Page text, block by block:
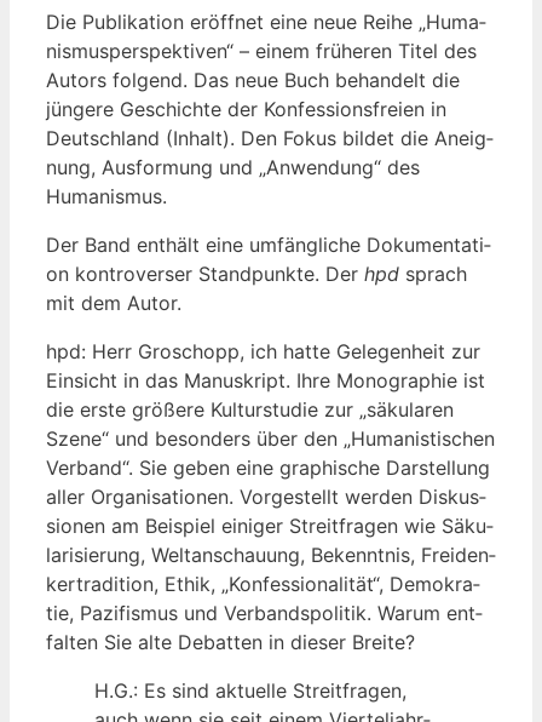
Die Publi­ka­ti­on eröff­net eine neue Rei­he „Huma­
nis­mus­per­spek­ti­ven“ – einem frü­he­ren Titel des
Autors fol­gend. Das neue Buch behan­delt die
jün­ge­re Geschich­te der Kon­fes­si­ons­frei­en in
Deutsch­land (Inhalt). Den Fokus bil­det die Aneig­
nung, Aus­for­mung und „Anwen­dung“ des
Humanismus.
Der Band ent­hält eine umfäng­li­che Doku­men­ta­ti­
on kon­tro­ver­ser Stand­punk­te. Der hpd sprach
mit dem Autor.
hpd: Herr Gro­schopp, ich hat­te Gele­gen­heit zur
Ein­sicht in das Manu­skript. Ihre Mono­gra­phie ist
die ers­te grö­ße­re Kul­tur­stu­die zur „säku­la­ren
Sze­ne“ und beson­ders über den „Huma­nis­ti­schen
Ver­band“. Sie geben eine gra­phi­sche Dar­stel­lung
aller Orga­ni­sa­tio­nen. Vor­ge­stellt wer­den Dis­kus­
sio­nen am Bei­spiel eini­ger Streit­fra­gen wie Säku­
la­ri­sie­rung, Welt­an­schau­ung, Bekennt­nis, Frei­den­
ker­tra­di­ti­on, Ethik, „Kon­fes­sio­na­li­tät“, Demo­kra­
tie, Pazi­fis­mus und Ver­bands­po­li­tik. War­um ent­
fal­ten Sie alte Debat­ten in die­ser Breite?
H.G.: Es sind aktu­el­le Streit­fra­gen,